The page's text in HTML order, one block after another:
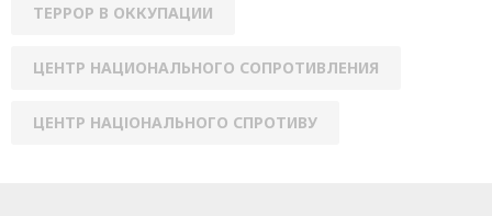
ТЕРРОР В ОККУПАЦИИ
ЦЕНТР НАЦИОНАЛЬНОГО СОПРОТИВЛЕНИЯ
ЦЕНТР НАЦІОНАЛЬНОГО СПРОТИВУ